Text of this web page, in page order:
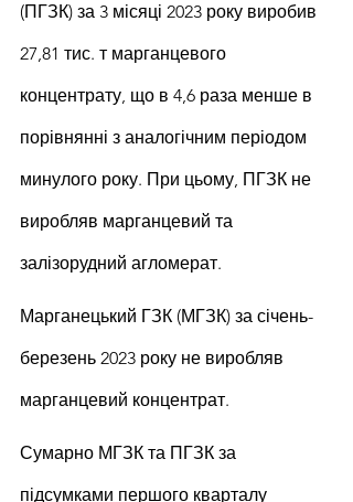
(ПГЗК) за 3 місяці 2023 року виробив
27,81 тис. т марганцевого
концентрату, що в 4,6 раза менше в
порівнянні з аналогічним періодом
минулого року. При цьому, ПГЗК не
виробляв марганцевий та
залізорудний агломерат.
Марганецький ГЗК (МГЗК) за січень-
березень 2023 року не виробляв
марганцевий концентрат.
Сумарно МГЗК та ПГЗК за
підсумками першого кварталу